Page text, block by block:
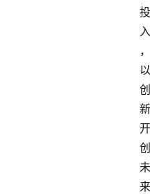
投
入
，
以
创
新
开
创
未
来